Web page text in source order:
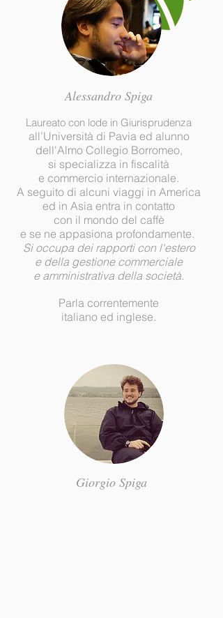
Alessandro Spiga
Laureato con lode in Giurisprudenza
all’Università di Pavia ed alunno
dell'Almo Collegio Borromeo,
si specializza in fiscalità
e commercio internazionale.
A seguito di alcuni viaggi in America
ed in Asia entra in contatto
con il mondo del caffè
e se ne appasiona profondamente.
Si occupa dei rapporti con l'estero
e della gestione commerciale
e amministrativa della società.
Parla correntemente
italiano ed inglese.
Giorgio Spiga